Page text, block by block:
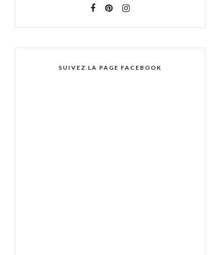
SUIVEZ LA PAGE FACEBOOK